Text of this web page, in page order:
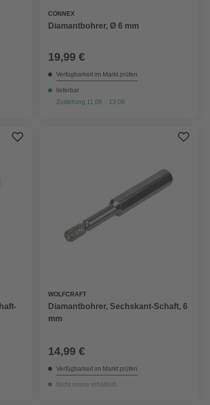
CONNEX
Diamantbohrer, Ø 6 mm
19,99 €
Verfügbarkeit im Markt prüfen
lieferbar
Zustellung 11.08. - 13.08.
WOLFCRAFT
Diamantbohrer, Sechskant-Schaft, 6
mm
14,99 €
Verfügbarkeit im Markt prüfen
Nicht online erhältlich